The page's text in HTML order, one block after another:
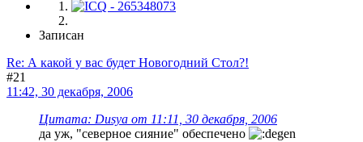
Записан
Re: А какой у вас будет Новогодний Стол?!
#21
11:42, 30 декабря, 2006
Цитата: Dusya от 11:11, 30 декабря, 2006
да уж, "северное сияние" обеспечено